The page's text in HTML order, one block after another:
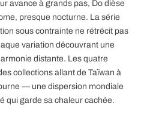
avance à grands pas, Do dièse
presque nocturne. La série
sous contrainte ne rétrécit pas
variation découvrant une
distante. Les quatre
collections allant de Taïwan à
— une dispersion mondiale
qui garde sa chaleur cachée.